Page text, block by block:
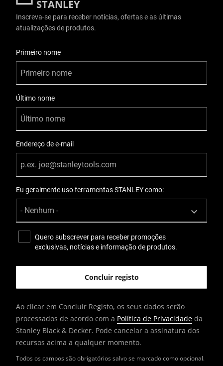
Curto
Normas/Normas
Tratamento de superfície
Cromo
No
Wall Type
Padrão
STANLEY
Todos os campos são obrigatórios salvo se marcado como opcional.
Inscreva-se para receber notícias, ofertas e as últimas
atualizações de produtos.
Primeiro nome
Último nome
Endereço de e-mail
Eu geralmente uso ferramentas STANLEY como:
Quero subscrever para receber promoções
exclusivas, notícias e informação de produtos.
Ao clicar em Concluir Registo, os seus dados serão
processados de acordo com a Política de Privacidade da
Stanley Black & Decker. Pode cancelar a assinatura dos
recursos acima a qualquer momento.